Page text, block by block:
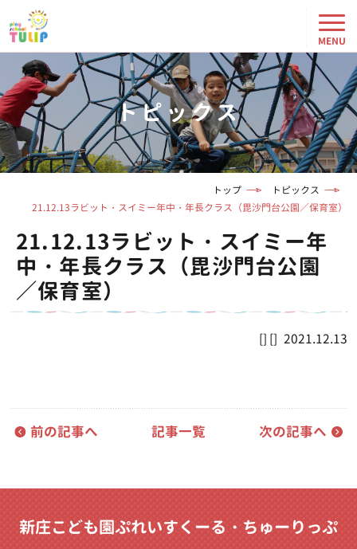
トピックス
トップ
トピックス
21.12.13ラビット・スイミー年中・年長クラス（毘沙門台公園／保育室）
21.12.13ラビット・スイミー年
中・年長クラス（毘沙門台公園
／保育室）
2021.12.13
前の記事へ 記事一覧 次の記事へ
新庄こども園ぷれいすくーる・ちゅーりっぷ